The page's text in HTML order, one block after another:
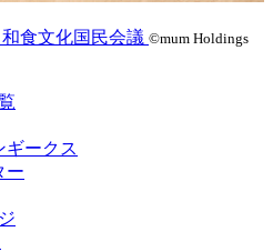
©mum Holdings
ギークス
ー